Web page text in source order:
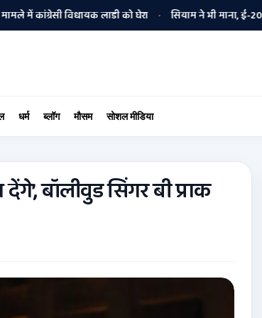
विधायक लाडी को घेरा • सियाम ने भी माना, ई-20 में
धर्म ब्लॉग मौसम सोशल मीडिया
बॉलीवुड सिंगर बी प्राक